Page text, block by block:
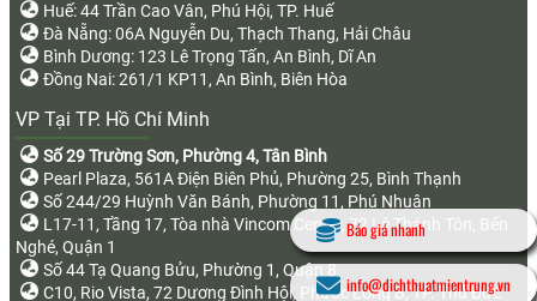
Huế: 44 Trần Cao Vân, Phú Hội, TP. Huế
Đà Nẵng: 06A Nguyễn Du, Thạch Thang, Hải Châu
Bình Dương: 123 Lê Trọng Tấn, An Bình, Dĩ An
Đồng Nai: 261/1 KP11, An Bình, Biên Hòa
VP Tại TP. Hồ Chí Minh
Số 29 Trường Sơn, Phường 4, Tân Bình
Pearl Plaza, 561A Điện Biên Phủ, Phường 25, Bình Thạnh
Số 244/29 Huỳnh Văn Bánh, Phường 11, Phú Nhuận
L17-11, Tầng 17, Tòa nhà Vincom Center, 72 Lê Thánh Tôn, Bến
Nghé, Quận 1
Số 44 Tạ Quang Bửu, Phường 1, Quận 8
C10, Rio Vista, 72 Dương Đình Hội, Phước Long B, TP. Thủ Đức
Báo giá nhanh
info@dichthuatmientrung.vn